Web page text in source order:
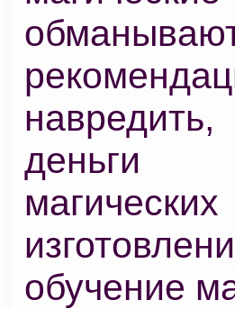
деньги
обучение